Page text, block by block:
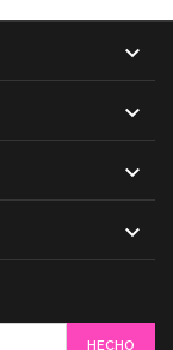



